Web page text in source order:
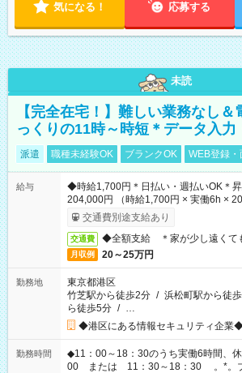
気になる！ 応募する
未読
【完全在宅！】難しい業務なし＆
っくりの11時～時短＊データ入力
派遣 職種未経験OK ブランクOK WEB登録・
給与
◆時給1,700円＊日払い・週払いOK＊
204,000円 （時給1,700円 × 実働6h × 20
交通費別途支給あり
交通費 ◆全額支給 ＊家が少し遠くて
月収例 20～25万円
勤務地
東京都港区
竹芝駅から徒歩2分 / 浜松町駅から徒
ら徒歩5分 / …
◆港区にある情報セキュリティ企業◆
勤務時間
◆11：00～18：30のうち実働6時間、
00 または 11：30～18：30 。*。ブランクOK！。*。 例え